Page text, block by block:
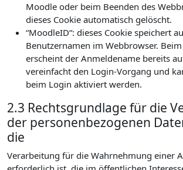
Moodle oder beim Beenden des
dieses Cookie automatisch gelöscht.
“MoodleID“: dieses Cookie speichert
Benutzernamen im Webbrowser.
erscheint der Anmeldename bereits
vereinfacht den Login-Vorgang und
beim Login aktiviert werden.
2.3 Rechtsgrundlage für die
der personenbezogenen
die
Verarbeitung für die Wahrnehmung einer